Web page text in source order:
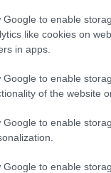
Google to enable
like cookies on
in apps.
Google to enable
of the website
Google to enable
Google to enable
dei segreti: